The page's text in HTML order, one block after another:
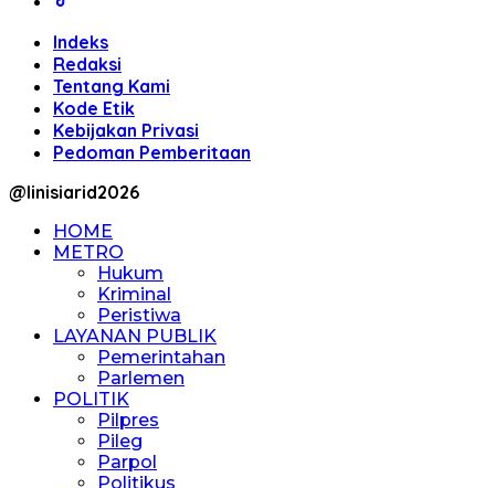
Indeks
Redaksi
Tentang Kami
Kode Etik
Kebijakan Privasi
Pedoman Pemberitaan
@linisiarid2026
HOME
METRO
Hukum
Kriminal
Peristiwa
LAYANAN PUBLIK
Pemerintahan
Parlemen
POLITIK
Pilpres
Pileg
Parpol
Politikus